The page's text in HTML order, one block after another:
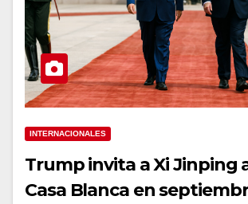
INTERNACIONALES
Trump invita a Xi Jinping
Casa Blanca en